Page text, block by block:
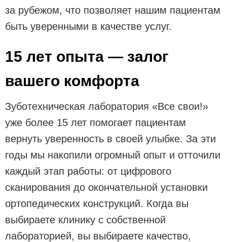
за рубежом, что позволяет нашим пациентам
быть уверенными в качестве услуг.
15 лет опыта — залог
вашего комфорта
Зуботехническая лаборатория «Все свои!»
уже более 15 лет помогает пациентам
вернуть уверенность в своей улыбке. За эти
годы мы накопили огромный опыт и отточили
каждый этап работы: от цифрового
сканирования до окончательной установки
ортопедических конструкций. Когда вы
выбираете клинику с собственной
лабораторией, вы выбираете качество,